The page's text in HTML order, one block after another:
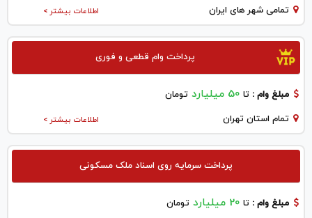
اطلاعات بیشتر > تمامی شهر های ایران
پرداخت وام قطعی و فوری
مبلغ وام : تا 50 میلیارد تومان
اطلاعات بیشتر > تمام استان تهران
پرداخت سرمایه روی اسناد ملک مسکونی
مبلغ وام : تا 20 میلیارد تومان